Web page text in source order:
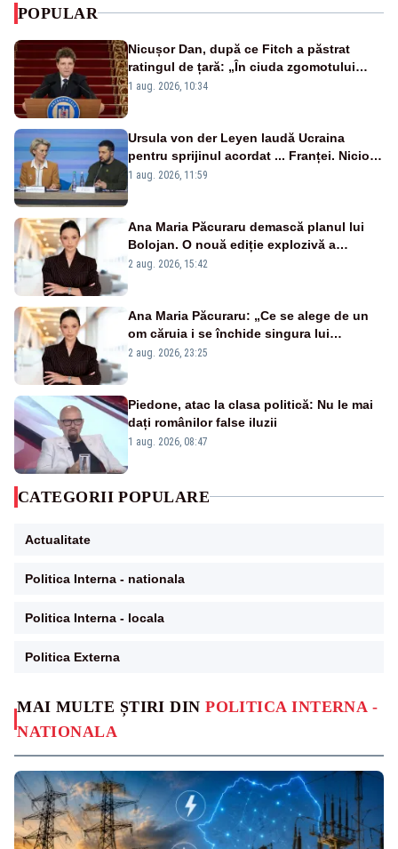
MAI MULTE ȘTIRI DINPOLITICA INTERNA -
NATIONALA
POPULAR
Nicușor Dan, după ce Fitch a păstrat
ratingul de țară: „În ciuda zgomotului
politic, România funcționează”
1 aug. 2026, 10:34
Ursula von der Leyen laudă Ucraina
pentru sprijinul acordat ... Franței. Nicio
reacție privind ajutorul energetic promis
1 aug. 2026, 11:59
Ana Maria Păcuraru demască planul lui
Bolojan. O nouă ediție explozivă a
emisiunii „Miza Zilei” la Realitatea PLUS
2 aug. 2026, 15:42
Ana Maria Păcuraru: „Ce se alege de un
om căruia i se închide singura lui
portiță?”
2 aug. 2026, 23:25
Piedone, atac la clasa politică: Nu le mai
dați românilor false iluzii
1 aug. 2026, 08:47
CATEGORII POPULARE
Actualitate
Politica Interna - nationala
Politica Interna - locala
Politica Externa